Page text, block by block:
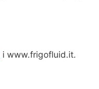
i www.frigofluid.it.